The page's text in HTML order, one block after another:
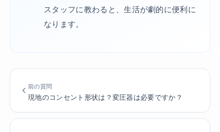
スタッフに教わると、生活が劇的に便利に
なります。
前の質問
現地のコンセント形状は？変圧器は必要ですか？